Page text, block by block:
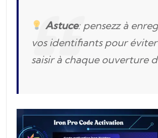
Astuce: pensezz à
vos identifiants pour éviter
saisir à chaque ouverture